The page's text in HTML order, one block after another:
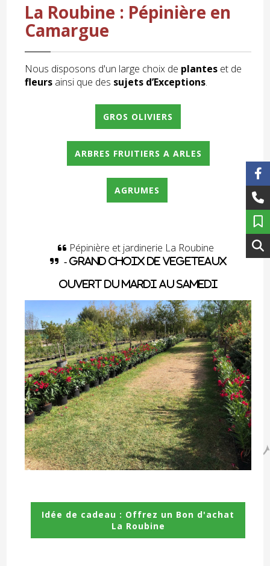
La Roubine : Pépinière en
Camargue
Nous disposons d'un large choix de plantes et de
fleurs ainsi que des sujets d’Exceptions.
GROS OLIVIERS
ARBRES FRUITIERS A ARLES
AGRUMES
 Pépinière et jardinerie La Roubine
 - grand choix de vegeteaux
OUVERT du mardi au samedi
Idée de cadeau : Offrez un Bon d'achat
La Roubine